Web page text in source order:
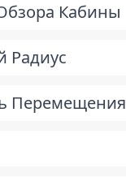
Кабины
Радиус
Перемещения